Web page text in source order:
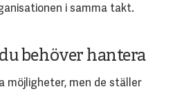
i samma takt.
behöver hantera
möjligheter, men de ställer